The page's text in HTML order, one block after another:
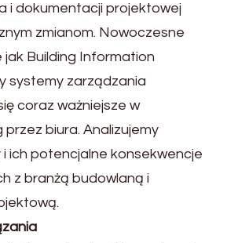
i dokumentacji projektowej
zmianom. Nowoczesne
Building Information
systemy zarządzania
coraz ważniejsze w
przez biura. Analizujemy
ich potencjalne konsekwencje
z branżą budowlaną i